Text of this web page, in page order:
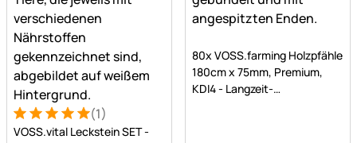
Bewertung: 5 von 5 (1 Bewertungen)
1 Bewertung (1)
VOSS.vital Leckstein SET -
80x VOSS.farming Holzpfähle
180cm x 75mm, Premium,
KDI4 - Langzeit-